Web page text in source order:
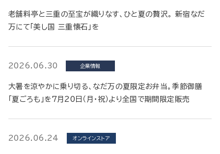
老舗料亭と三重の至宝が織りなす、ひと夏の贅沢。 新宿なだ
万にて「美し国 三重懐石」を
2026.06.30 企業情報
大暑を涼やかに乗り切る、なだ万の夏限定お弁当。季節御膳
「夏ごろも」を7月20日（月・祝）より全国で期間限定販売
2026.06.24 オンラインストア